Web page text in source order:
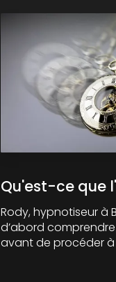
Qu'est-ce que
Rody, hypnotiseur à
d’abord comprendre
avant de procéder à